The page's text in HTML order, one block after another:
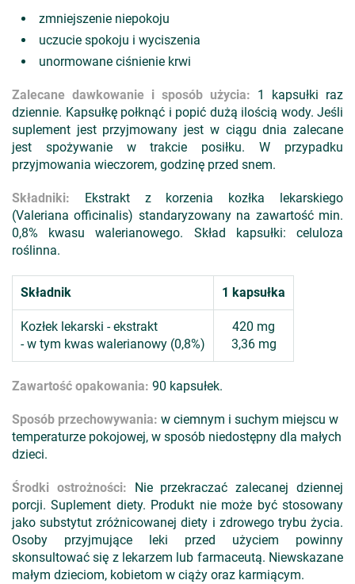
zmniejszenie niepokoju
uczucie spokoju i wyciszenia
unormowane ciśnienie krwi
Zalecane dawkowanie i sposób użycia: 1 kapsułki raz
dziennie. Kapsułkę połknąć i popić dużą ilością wody. Jeśli
suplement jest przyjmowany jest w ciągu dnia zalecane
jest spożywanie w trakcie posiłku. W przypadku
przyjmowania wieczorem, godzinę przed snem.
Składniki: Ekstrakt z korzenia kozłka lekarskiego
(Valeriana officinalis) standaryzowany na zawartość min.
0,8% kwasu walerianowego. Skład kapsułki: celuloza
roślinna.
Składnik 1 kapsułka
Kozłek lekarski - ekstrakt
- w tym kwas walerianowy (0,8%)
420 mg
3,36 mg
Zawartość opakowania: 90 kapsułek.
Sposób przechowywania: w ciemnym i suchym miejscu w
temperaturze pokojowej, w sposób niedostępny dla małych
dzieci.
Środki ostrożności: Nie przekraczać zalecanej dziennej
porcji. Suplement diety. Produkt nie może być stosowany
jako substytut zróżnicowanej diety i zdrowego trybu życia.
Osoby przyjmujące leki przed użyciem powinny
skonsultować się z lekarzem lub farmaceutą. Niewskazane
małym dzieciom, kobietom w ciąży oraz karmiącym.